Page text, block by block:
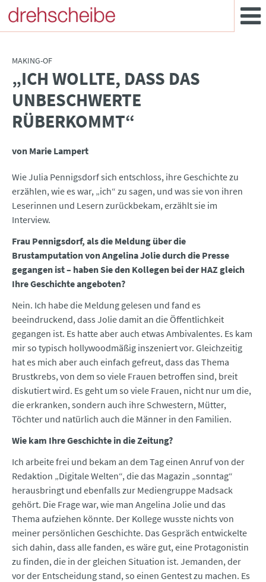
MAKING-OF
„ICH WOLLTE, DASS DAS
UNBESCHWERTE
RÜBERKOMMT“
von Marie Lampert
Wie Julia Pennigsdorf sich entschloss, ihre Geschichte zu
erzählen, wie es war, „ich“ zu sagen, und was sie von ihren
Leserinnen und Lesern zurückbekam, erzählt sie im
Interview.
Frau Pennigsdorf, als die Meldung über die
Brustamputation von Angelina Jolie durch die Presse
gegangen ist – haben Sie den Kollegen bei der HAZ gleich
Ihre Geschichte angeboten?
Nein. Ich habe die Meldung gelesen und fand es
beeindruckend, dass Jolie damit an die Öffentlichkeit
gegangen ist. Es hatte aber auch etwas Ambivalentes. Es kam
mir so typisch hollywoodmäßig inszeniert vor. Gleichzeitig
hat es mich aber auch einfach gefreut, dass das Thema
Brustkrebs, von dem so viele Frauen betroffen sind, breit
diskutiert wird. Es geht um so viele Frauen, nicht nur um die,
die erkranken, sondern auch ihre Schwestern, Mütter,
Töchter und natürlich auch die Männer in den Familien.
Wie kam Ihre Geschichte in die Zeitung?
Ich arbeite frei und bekam an dem Tag einen Anruf von der
Redaktion „Digitale Welten“, die das Magazin „sonntag“
herausbringt und ebenfalls zur Mediengruppe Madsack
gehört. Die Frage war, wie man Angelina Jolie und das
Thema aufziehen könnte. Der Kollege wusste nichts von
meiner persönlichen Geschichte. Das Gespräch entwickelte
sich dahin, dass alle fanden, es wäre gut, eine Protagonistin
zu finden, die in der gleichen Situation ist. Jemanden, der
vor der Entscheidung stand, so einen Gentest zu machen. Es